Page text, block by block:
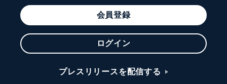
会員登録
ログイン
プレスリリースを配信する